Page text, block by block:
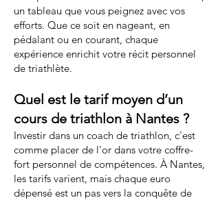
un tableau que vous peignez avec vos
efforts. Que ce soit en nageant, en
pédalant ou en courant, chaque
expérience enrichit votre récit personnel
de triathlète.
Quel est le tarif moyen d’un
cours de triathlon à Nantes ?
Investir dans un coach de triathlon, c'est
comme placer de l'or dans votre coffre-
fort personnel de compétences. À Nantes,
les tarifs varient, mais chaque euro
dépensé est un pas vers la conquête de